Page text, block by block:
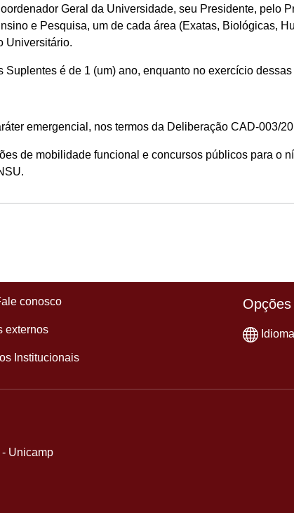
Geral da Universidade, seu Presidente, pelo
e Pesquisa, um de cada área (Exatas, Biológicas,
Universitário.
é de 1 (um) ano, enquanto no exercício dessas
emergencial, nos termos da Deliberação CAD-003/
de mobilidade funcional e concursos públicos para o
conosco
externos
Institucionais
Unicamp